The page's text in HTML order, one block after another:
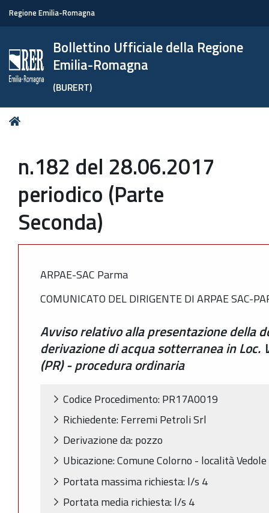
Regione Emilia-Romagna
Bollettino Ufficiale della Regione
Emilia-Romagna
(BURERT)
Tu
n.182 del 28.06.2017
periodico (Parte
Seconda)
ARPAE-SAC Parma
COMUNICATO DEL DIRIGENTE DI ARPAE SAC-
Avviso relativo alla presentazione della
derivazione di acqua sotterranea in Loc.
(PR) - procedura ordinaria
Codice Procedimento: PR17A0019
Richiedente: Ferremi Petroli Srl
Derivazione da: pozzo
Ubicazione: Comune Colorno - località
Portata massima richiesta: l/s 4
Portata media richiesta: l/s 4